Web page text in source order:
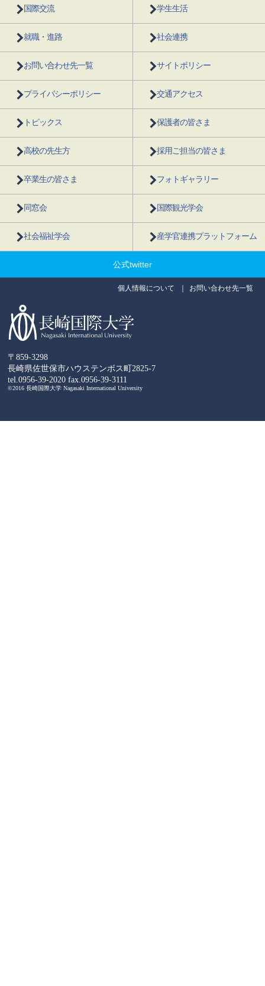
国際交流 学生生活
就職・進路 社会連携
お問い合わせ先一覧 サイトポリシー
プライバシーポリシー 交通アクセス
トピックス 保護者の皆さま
高校の先生方 採用ご担当の皆さま
卒業生の皆さま フォトギャラリー
同窓会 国際観光学会
社会福祉学会 産学官連携プラットフォーム
公式twitter
〒859-3298
長崎県佐世保市ハウステンボス町2825-7
tel.0956-39-2020 fax.0956-39-3111
©2016 長崎国際大学 Nagasaki International University
個人情報について お問い合わせ先一覧